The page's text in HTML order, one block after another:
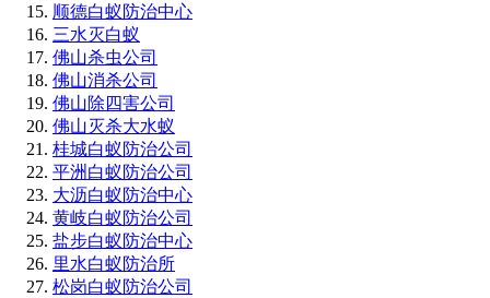
顺德白蚁防治中心
三水灭白蚁
佛山杀虫公司
佛山消杀公司
佛山除四害公司
佛山灭杀大水蚁
桂城白蚁防治公司
平洲白蚁防治公司
大沥白蚁防治中心
黄岐白蚁防治公司
盐步白蚁防治中心
里水白蚁防治所
松岗白蚁防治公司